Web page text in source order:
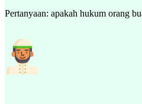
Pertanyaan: apakah hukum orang